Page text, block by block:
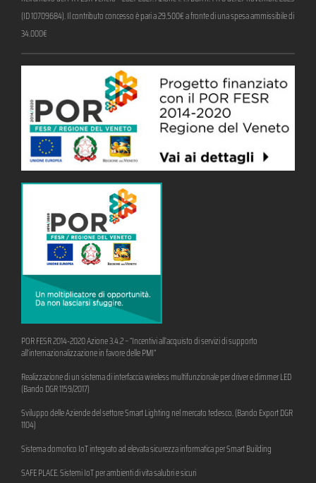
(ID 10709684). Il contributo concesso è pari a 29.500€ a fronte di una spesa ammissibile di
34.000€
POR FESR 2014-2020 Azione 3.4.2 – “Incentivi all’acquisto di servizi di supporto
all’internazionalizzazione in favore delle PMI”
Realizzazione di un sistema di interfaccia wireless multifunzionale per driver e dimmer LED
(Bando DGR 1159/2017)
Sviluppo delle Aziende del settore Smart Lighting nel mercato tedesco. (Bando Export DGR
1104)
Sistema domotico IoT integrato ad elevata sicurezza informatica per Smart Building
SAFE PLACE. Sistemi IoT per ambienti di vita salubri e sicuri